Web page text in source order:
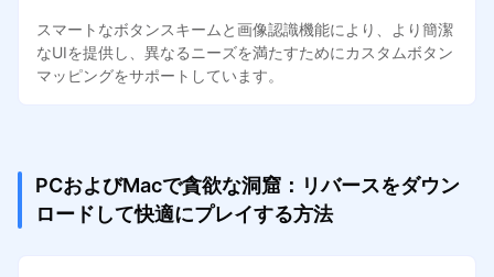
スマートなボタンスキームと画像認識機能により、より簡潔
なUIを提供し、異なるニーズを満たすためにカスタムボタン
マッピングをサポートしています。
PCおよびMacで貪欲な洞窟：リバースをダウン
ロードして快適にプレイする方法